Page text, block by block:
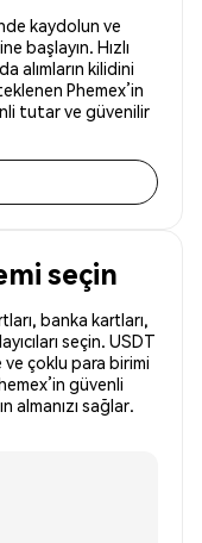
kaydolun ve
başlayın. Hızlı
alımların kilidini
Phemex’in
tutar ve güvenilir
seçin
banka kartları,
seçin. USDT
ve çoklu para birimi
güvenli
almanızı sağlar.